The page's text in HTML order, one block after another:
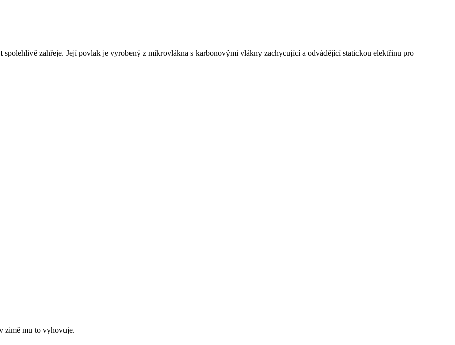
spolehlivě zahřeje. Její povlak je vyrobený z mikrovlákna s karbonovými vlákny zachycující a odvádějící statickou elektřinu pro
zimě mu to vyhovuje.